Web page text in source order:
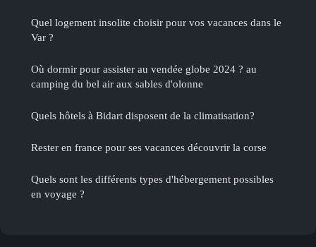
Quel logement insolite choisir pour vos vacances dans le
Var ?
Où dormir pour assister au vendée globe 2024 ? au
camping du bel air aux sables d'olonne
Quels hôtels à Bidart disposent de la climatisation?
Rester en france pour ses vacances découvrir la corse
Quels sont les différents types d'hébergement possibles
en voyage ?